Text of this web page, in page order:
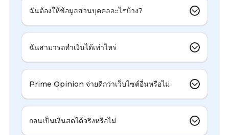
ฉันต้องให้ข้อมูลส่วนบุคคลอะไรบ้าง?
ฉันสามารถทำเงินได้เท่าไหร่
Prime Opinion จ่ายดีกว่าเว็บไซต์อื่นหรือไม่
ถอนเป็นเงินสดได้จริงหรือไม่